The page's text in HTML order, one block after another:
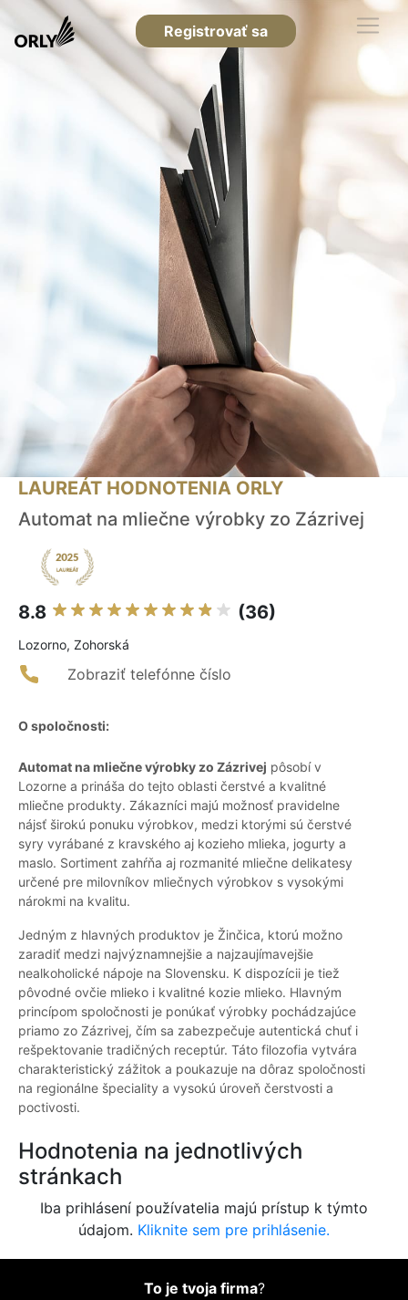
Registrovať sa
LAUREÁT HODNOTENIA ORLY
Automat na mliečne výrobky zo Zázrivej
8.8 (36)
Lozorno, Zohorská
Zobraziť telefónne číslo
O spoločnosti:
Automat na mliečne výrobky zo Zázrivej pôsobí v
Lozorne a prináša do tejto oblasti čerstvé a kvalitné
mliečne produkty. Zákazníci majú možnosť pravidelne
nájsť širokú ponuku výrobkov, medzi ktorými sú čerstvé
syry vyrábané z kravského aj kozieho mlieka, jogurty a
maslo. Sortiment zahŕňa aj rozmanité mliečne delikatesy
určené pre milovníkov mliečnych výrobkov s vysokými
nárokmi na kvalitu.
Jedným z hlavných produktov je Žinčica, ktorú možno
zaradiť medzi najvýznamnejšie a najzaujímavejšie
nealkoholické nápoje na Slovensku. K dispozícii je tiež
pôvodné ovčie mlieko i kvalitné kozie mlieko. Hlavným
princípom spoločnosti je ponúkať výrobky pochádzajúce
priamo zo Zázrivej, čím sa zabezpečuje autentická chuť i
rešpektovanie tradičných receptúr. Táto filozofia vytvára
charakteristický zážitok a poukazuje na dôraz spoločnosti
na regionálne špeciality a vysokú úroveň čerstvosti a
poctivosti.
Hodnotenia na jednotlivých
stránkach
Iba prihlásení používatelia majú prístup k týmto
údajom. Kliknite sem pre prihlásenie.
To je tvoja firma?